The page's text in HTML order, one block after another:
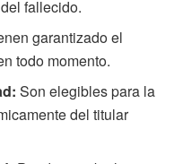
fallecido.
garantizado el
todo momento.
Son elegibles para la
del titular